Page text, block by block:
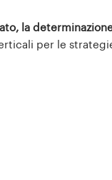
la
per le